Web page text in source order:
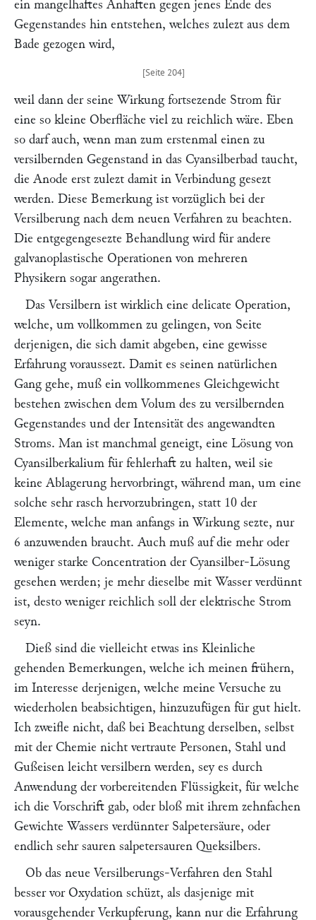
ein mangelhaftes Anhaften gegen jenes Ende des
Gegenstandes hin entstehen, welches zulezt aus dem
Bade gezogen wird,
weil dann der seine Wirkung fortsezende Strom für
eine so kleine Oberfläche viel zu reichlich wäre. Eben
so darf auch, wenn man zum erstenmal einen zu
versilbernden Gegenstand in das Cyansilberbad taucht,
die Anode erst zulezt damit in Verbindung gesezt
werden. Diese Bemerkung ist vorzüglich bei der
Versilberung nach dem neuen Verfahren zu beachten.
Die entgegengesezte Behandlung wird für andere
galvanoplastische Operationen von mehreren
Physikern sogar angerathen.
Das Versilbern ist wirklich eine delicate Operation,
welche, um vollkommen zu gelingen, von Seite
derjenigen, die sich damit abgeben, eine gewisse
Erfahrung voraussezt. Damit es seinen natürlichen
Gang gehe, muß ein vollkommenes Gleichgewicht
bestehen zwischen dem Volum des zu versilbernden
Gegenstandes und der Intensität des angewandten
Stroms. Man ist manchmal geneigt, eine Lösung von
Cyansilberkalium für fehlerhaft zu halten, weil sie
keine Ablagerung hervorbringt, während man, um eine
solche sehr rasch hervorzubringen, statt 10 der
Elemente, welche man anfangs in Wirkung sezte, nur
6 anzuwenden braucht. Auch muß auf die mehr oder
weniger starke Concentration der Cyansilber-Lösung
gesehen werden; je mehr dieselbe mit Wasser verdünnt
ist, desto weniger reichlich soll der elektrische Strom
seyn.
Dieß sind die vielleicht etwas ins Kleinliche
gehenden Bemerkungen, welche ich meinen frühern,
im Interesse derjenigen, welche meine Versuche zu
wiederholen beabsichtigen, hinzuzufügen für gut hielt.
Ich zweifle nicht, daß bei Beachtung derselben, selbst
mit der Chemie nicht vertraute Personen, Stahl und
Gußeisen leicht versilbern werden, sey es durch
Anwendung der vorbereitenden Flüssigkeit, für welche
ich die Vorschrift gab, oder bloß mit ihrem zehnfachen
Gewichte Wassers verdünnter Salpetersäure, oder
endlich sehr sauren salpetersauren Queksilbers.
Ob das neue Versilberungs-Verfahren den Stahl
besser vor Oxydation schüzt, als dasjenige mit
vorausgehender Verkupferung, kann nur die Erfahrung